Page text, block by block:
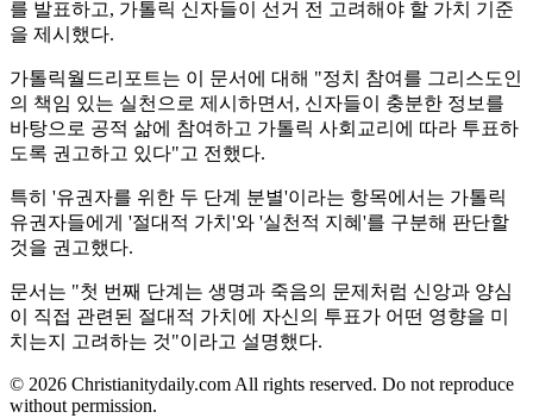
를 발표하고, 가톨릭 신자들이 선거 전 고려해야 할 가치 기준
을 제시했다.
가톨릭월드리포트는 이 문서에 대해 "정치 참여를 그리스도인
의 책임 있는 실천으로 제시하면서, 신자들이 충분한 정보를
바탕으로 공적 삶에 참여하고 가톨릭 사회교리에 따라 투표하
도록 권고하고 있다"고 전했다.
특히 '유권자를 위한 두 단계 분별'이라는 항목에서는 가톨릭
유권자들에게 '절대적 가치'와 '실천적 지혜'를 구분해 판단할
것을 권고했다.
문서는 "첫 번째 단계는 생명과 죽음의 문제처럼 신앙과 양심
이 직접 관련된 절대적 가치에 자신의 투표가 어떤 영향을 미
치는지 고려하는 것"이라고 설명했다.
© 2026 Christianitydaily.com All rights reserved. Do not reproduce
without permission.